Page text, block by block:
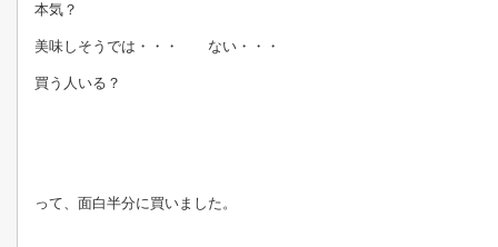
本気？
美味しそうでは・・・ ない・・・
買う人いる？
って、面白半分に買いました。